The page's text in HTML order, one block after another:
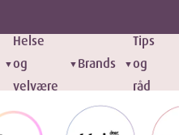
▼
Helse
og
velvære
▼ Brands ▼
Tips
og
råd